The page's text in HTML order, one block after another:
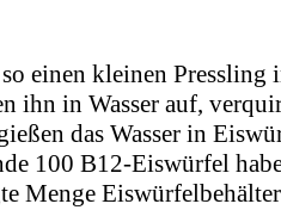
einen kleinen Pressling
ihn in Wasser auf,
das Wasser in
100 B12-Eiswürfel
Menge